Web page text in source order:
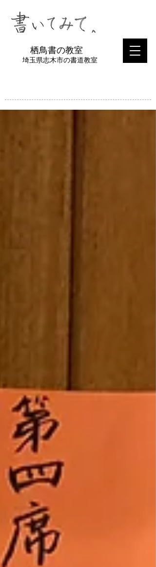
​栖鳥書の教室
埼玉県志木市の書道教室